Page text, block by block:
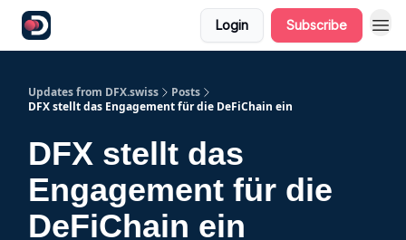
Login Subscribe
Updates from DFX.swiss
Posts
DFX stellt das Engagement für die DeFiChain ein
DFX stellt das
Engagement für die
DeFiChain ein